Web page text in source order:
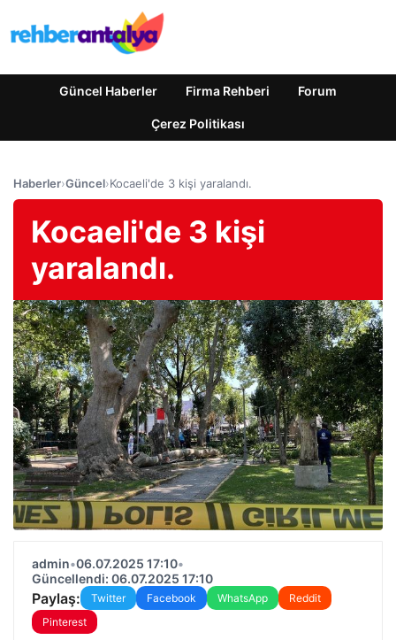
Güncel Haberler Firma Rehberi Forum
Çerez Politikası
Haberler›Güncel›Kocaeli'de 3 kişi yaralandı.
Kocaeli'de 3 kişi
yaralandı.
admin•06.07.2025 17:10•
Güncellendi: 06.07.2025 17:10
Paylaş: Twitter Facebook WhatsApp
Reddit
Pinterest